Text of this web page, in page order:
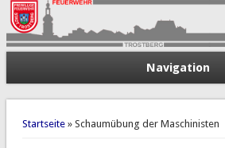
Navigation
Sie sind hier
Startseite» Schaumübung der Maschinisten